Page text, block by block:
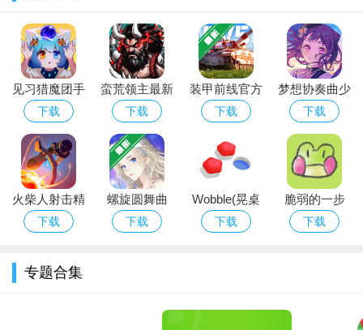
游戏玩法
核心弹幕射击猎魔玩法：采用爽快割草弹幕射击机制，高自
由度走位操作，玩家需灵活躲避敌人弹幕，同时释放技能、发射
武器攻击魔化敌人与恶魔BOSS；战斗中可拾取武器宝物，实时
调整搭配策略，不同武器与流派组合产生不同战斗效果，击败
BOSS可解锁守护兽、魂印等强力道具，助力后续猎魔冒险。
Roguelike随机冒险玩法：核心亮点为随机生成机制，冒险模
式关卡、敌人分布、宝物掉落均随机出现，每次游玩都有不一样
增，玩家可逐步提升操作与装备实力，攀爬最高顶端，解锁更丰
见习猎魔团手
游下载2026最
新版
下载
蛮荒领主最新
版游戏免费下
载
下载
装甲前线官方
下载
下载
梦想协奏曲少
女乐团派对官
方正版手游下
载安卓版
下载
火柴人射击精
英安卓版
下载
螺旋圆舞曲
2026最新版下
下载
Wobble(晃桌
入洞官方版)
下载
脆弱的一步
（Un Pas
下载
专题合集